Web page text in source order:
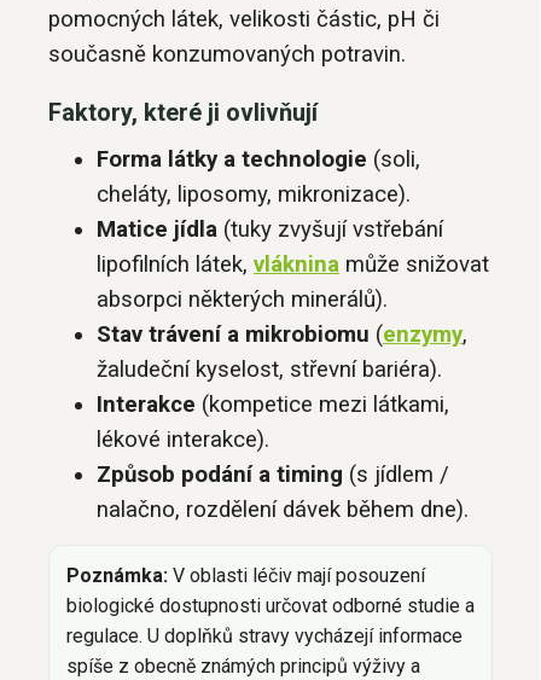
pomocných látek, velikosti částic, pH či
současně konzumovaných potravin.
Faktory, které ji ovlivňují
Forma látky a technologie (soli,
cheláty, liposomy, mikronizace).
Matice jídla (tuky zvyšují vstřebání
lipofilních látek, vláknina může snižovat
absorpci některých minerálů).
Stav trávení a mikrobiomu (enzymy,
žaludeční kyselost, střevní bariéra).
Interakce (kompetice mezi látkami,
lékové interakce).
Způsob podání a timing (s jídlem /
nalačno, rozdělení dávek během dne).
Poznámka: V oblasti léčiv mají posouzení
biologické dostupnosti určovat odborné studie a
regulace. U doplňků stravy vycházejí informace
spíše z obecně známých principů výživy a